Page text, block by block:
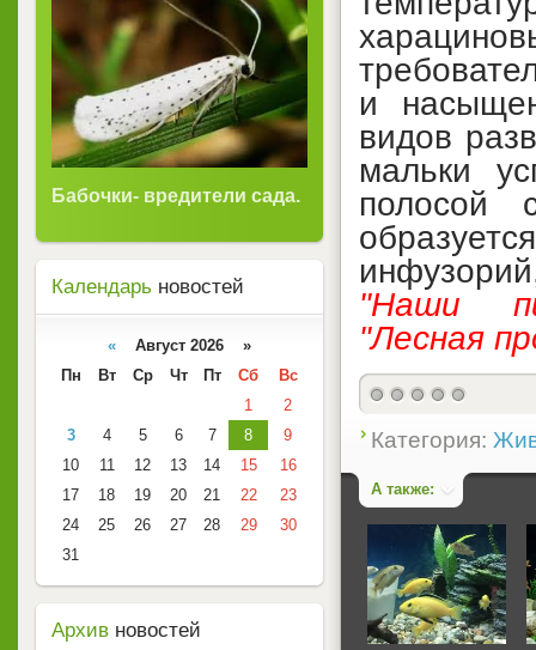
и
видов
мальки
полосой
"Наши
"Лесная
Категория:
А также:
Бабочки- вредители сада.
Календарь новостей
« Август 2026 »
Пн
Вт Ср Чт Пт Сб
Вс
1
2
3
4 5 6 7 8
9
10
11 12 13 14 15
16
17
18 19 20 21 22
23
24
25 26 27 28 29
30
31
Архив новостей